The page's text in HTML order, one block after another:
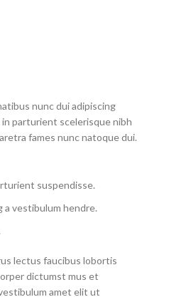
nunc dui adipiscing
parturient scelerisque nibh
fames nunc natoque dui.
suspendisse.
vestibulum hendre.
lectus faucibus lobortis
dictumst mus et
amet elit ut